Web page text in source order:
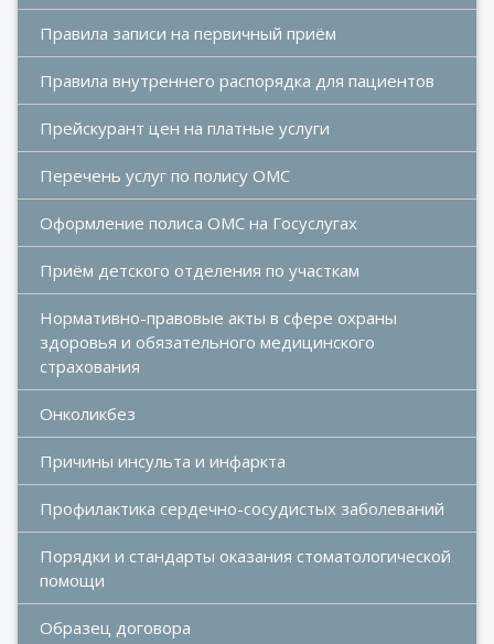
Правила записи на первичный приём
Правила внутреннего распорядка для пациентов
Прейскурант цен на платные услуги
Перечень услуг по полису ОМС
Оформление полиса ОМС на Госуслугах
Приём детского отделения по участкам
Нормативно-правовые акты в сфере охраны
здоровья и обязательного медицинского
страхования
Онколикбез
Причины инсульта и инфаркта
Профилактика сердечно-сосудистых заболеваний
Порядки и стандарты оказания стоматологической
помощи
Образец договора